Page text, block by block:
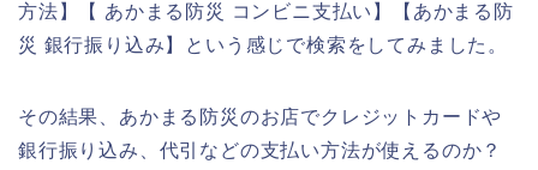
方法】【 あかまる防災 コンビニ支払い】【あかまる防
災 銀行振り込み】という感じで検索をしてみました。
その結果、あかまる防災のお店でクレジットカードや
銀行振り込み、代引などの支払い方法が使えるのか？